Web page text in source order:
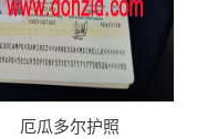
厄瓜多尔护照